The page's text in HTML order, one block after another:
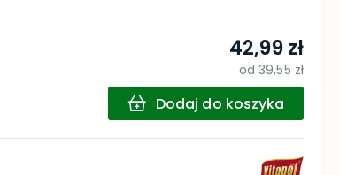
42,99 zł
od39,55 zł
Dodaj do koszyka